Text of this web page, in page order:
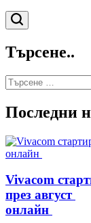
Търсене
Търсене..
Търсене
за:
Последни
Vivacom
през август
онлайн